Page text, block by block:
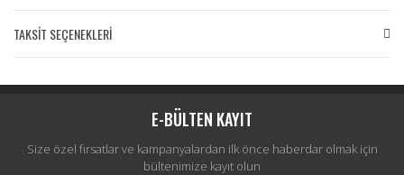
Yorum Yaz
TAKSİT SEÇENEKLERİ
E-BÜLTEN KAYIT
Size özel fırsatlar ve kampanyalardan ilk önce haberdar olmak için
bültenimize kayıt olun